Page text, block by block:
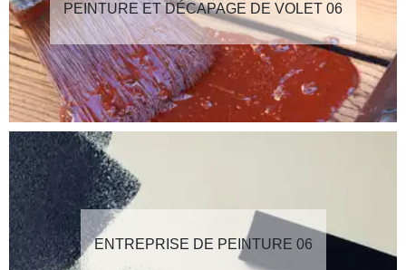
PEINTURE ET DÉCAPAGE DE VOLET 06
ENTREPRISE DE PEINTURE 06